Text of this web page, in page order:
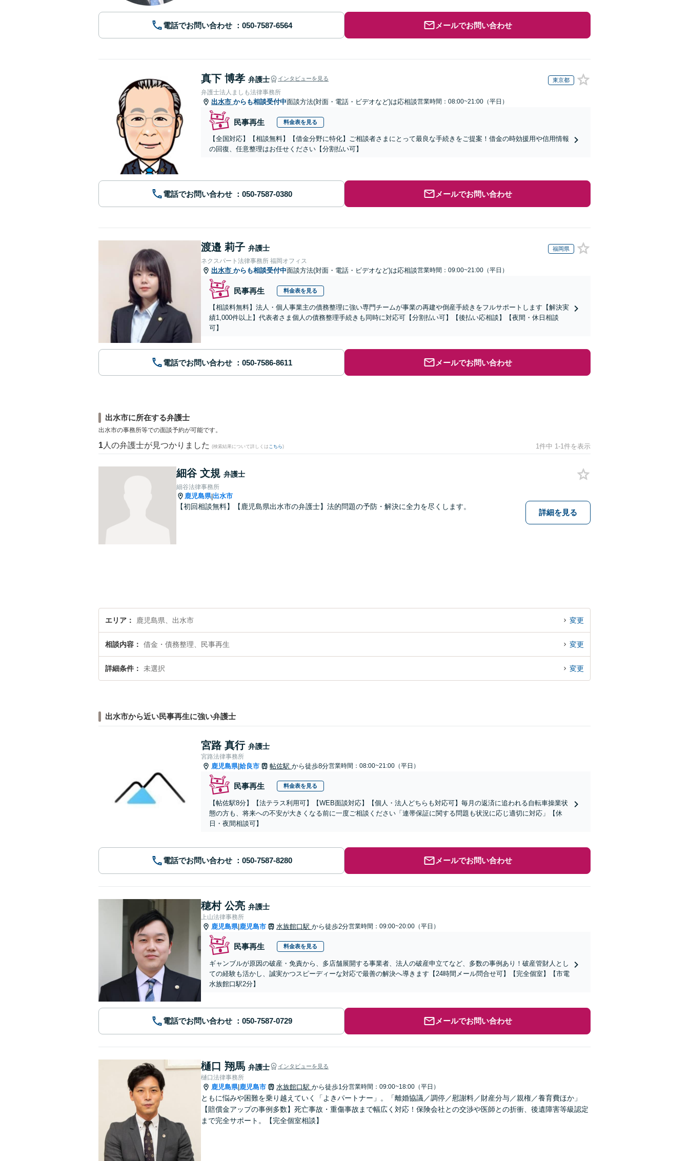
電話でお問い合わせ メールでお問い合わせ
真下 博孝 弁護士 インタビューを見る 東京都
弁護士法人ましも法律事務所
出水市 からも相談受付中面談方法(対面・電話・ビデオなど)は応相談営業時間：08:00~21:00（平日）
民事再生 料金表を見る
【全国対応】【相談無料】【借金分野に特化】ご相談者さまにとって最良な手続きをご提案！借金の時効援用や信用情報
の回復、任意整理はお任せください【分割払い可】
電話でお問い合わせ メールでお問い合わせ
渡邉 莉子 弁護士 福岡県
ネクスパート法律事務所 福岡オフィス
出水市 からも相談受付中面談方法(対面・電話・ビデオなど)は応相談営業時間：09:00~21:00（平日）
民事再生 料金表を見る
【相談料無料】法人・個人事業主の債務整理に強い専門チームが事業の再建や倒産手続きをフルサポートします【解決実
績1,000件以上】代表者さま個人の債務整理手続きも同時に対応可【分割払い可】【後払い応相談】【夜間・休日相談
可】
電話でお問い合わせ メールでお問い合わせ
出水市に所在する弁護士
出水市の事務所等での面談予約が可能です。
1 人の弁護士が見つかりました (検索結果について詳しくは こちら) 1件中 1-1件を表示
細谷 文規 弁護士
細谷法律事務所
鹿児島県|出水市
【初回相談無料】【鹿児島県出水市の弁護士】法的問題の予防・解決に全力を尽くします。
詳細を見る
エリア 鹿児島県、出水市 変更
相談内容 借金・債務整理、民事再生 変更
詳細条件 未選択 変更
出水市から近い民事再生に強い弁護士
宮路 真行 弁護士
宮路法律事務所
鹿児島県|姶良市 帖佐駅 から徒歩8分営業時間：08:00~21:00（平日）
民事再生 料金表を見る
【帖佐駅8分】【法テラス利用可】【WEB面談対応】【個人・法人どちらも対応可】毎月の返済に追われる自転車操業状
態の方も、将来への不安が大きくなる前に一度ご相談ください「連帯保証に関する問題も状況に応じ適切に対応」【休
日・夜間相談可】
電話でお問い合わせ メールでお問い合わせ
穂村 公亮 弁護士
上山法律事務所
鹿児島県| 鹿児島市 水族館口駅 から徒歩2分営業時間：09:00~20:00（平日）
民事再生 料金表を見る
ギャンブルが原因の破産・免責から、多店舗展開する事業者、法人の破産申立てなど、多数の事例あり！破産管財人とし
ての経験も活かし、誠実かつスピーディーな対応で最善の解決へ導きます【24時間メール問合せ可】【完全個室】【市電
水族館口駅2分】
電話でお問い合わせ メールでお問い合わせ
樋口 翔馬 弁護士 インタビューを見る
樋口法律事務所
鹿児島県| 鹿児島市 水族館口駅 から徒歩1分営業時間：09:00~18:00（平日）
ともに悩みや困難を乗り越えていく「よきパートナー」。「離婚協議／調停／慰謝料／財産分与／親権／養育費ほか」
【賠償金アップの事例多数】死亡事故・重傷事故まで幅広く対応！保険会社との交渉や医師との折衝、後遺障害等級認定
まで完全サポート。【完全個室相談】